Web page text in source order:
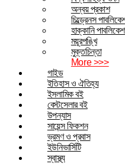
অন্বয় প্রকাশ
চিল্ড্রেনস
হাক্কানি
ময়ূরপঙ্খি
মুক্তচিন্তা
More >>>
গাইড
ইতিহাস ও ঐতিহ্য
ইসলামিক বই
বেস্টসেলার বই
উপন্যাস
সায়েন্স ফিকশন
ভ্রমণ ও প্রবাস
ইউনিভার্সিটি
স্বাস্থ্য